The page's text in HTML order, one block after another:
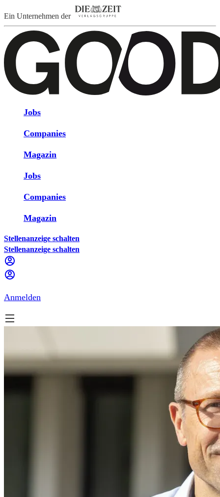
Ein Unternehmen der
Jobs
Companies
Magazin
Jobs
Companies
Magazin
Stellenanzeige schalten
Stellenanzeige schalten
Anmelden